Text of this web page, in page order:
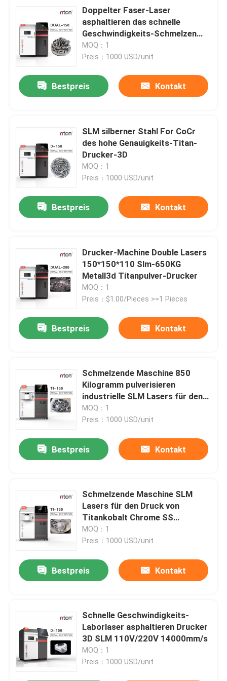
Doppelter Faser-Laser
asphaltieren das schnelle
Geschwindigkeits-Schmelzen
Drucker 3D SLM
MOQ：1
Preis：1000 USD/unit
Bestpreis Kontakt
SLM silberner Stahl For CoCr
des hohe Genauigkeits-Titan-
Drucker-3D
MOQ：1
Preis：1000 USD/unit
Bestpreis Kontakt
Drucker-Machine Double Lasers
150*150*110 Slm-650KG
Metall3d Titanpulver-Drucker
MOQ：1
Preis：$1.00/Pieces >=1 Pieces
Bestpreis Kontakt
Schmelzende Maschine 850
Kilogramm pulverisieren
industrielle SLM Lasers für den
Druck des Titankobalt-Chrome-
Edelstahl-Metalls Drucker 3d
MOQ：1
Preis：1000 USD/unit
Bestpreis Kontakt
Schmelzende Maschine SLM
Lasers für den Druck von
Titankobalt Chrome SS
asphaltieren Drucker des Pulver-
3d
MOQ：1
Preis：1000 USD/unit
Bestpreis Kontakt
Schnelle Geschwindigkeits-
Laborlaser asphaltieren Drucker
3D SLM 110V/220V 14000mm/s
MOQ：1
Preis：1000 USD/unit